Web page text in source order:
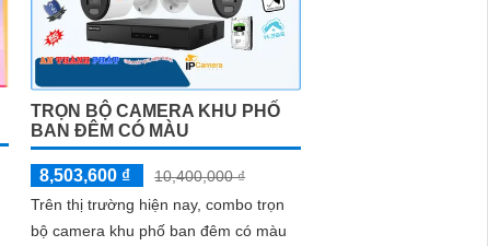
TRỌN BỘ CAMERA KHU PHỐ
BAN ĐÊM CÓ MÀU
8,503,600 ₫
10,400,000 ₫
Trên thị trường hiện nay, combo trọn
bộ camera khu phố ban đêm có màu